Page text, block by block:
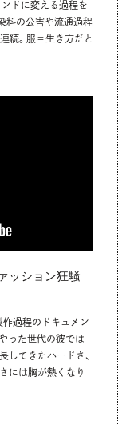
ドに変える過程を
料の公害や流通過程
続。服＝生き方だと
ッション狂騒
作過程のドキュメン
った世代の彼では
してきたハードさ、
には胸が熱くなり